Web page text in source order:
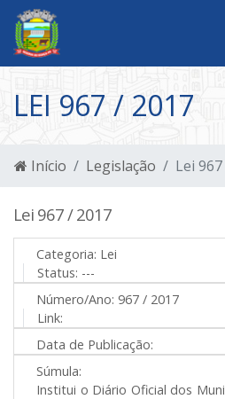
LEI 967 / 2017
Início Legislação Lei
Lei 967 / 2017
Categoria: Lei
Status: ---
Número/Ano: 967 / 2017
Link:
Data de Publicação:
Súmula:
Institui o Diário Oficial dos